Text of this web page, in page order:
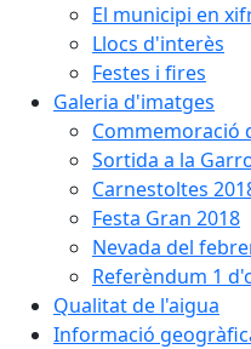
El municipi en
Llocs d'interès
Festes i fires
Galeria d'imatges
Commemoració
Sortida a la
Carnestoltes
Festa Gran 2018
Nevada del
Referèndum 1
Qualitat de l'aigua
Informació